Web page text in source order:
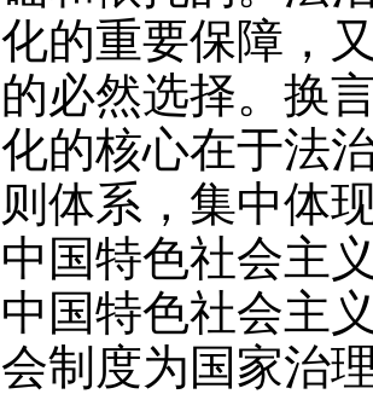
化的重要保障，
的必然选择。换
化的核心在于法
则体系，集中体
中国特色社会主
中国特色社会主
会制度为国家治